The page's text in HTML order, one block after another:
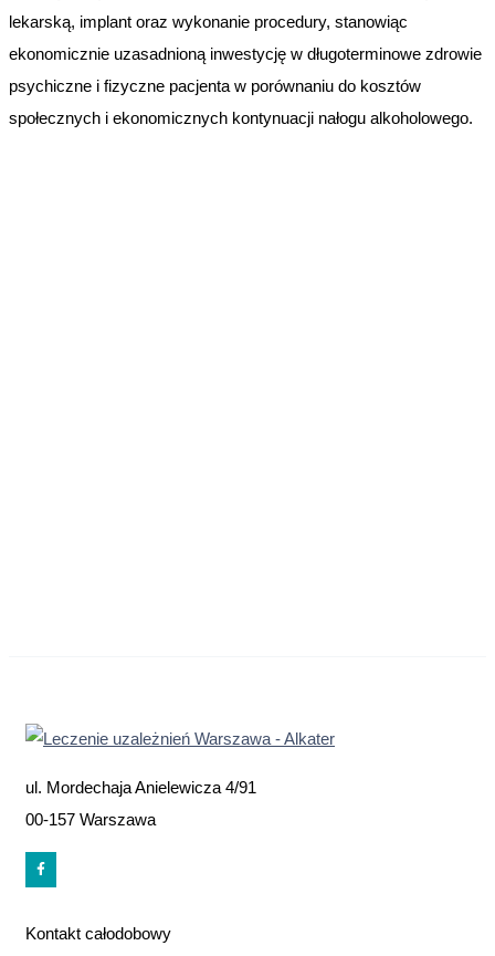
lekarską, implant oraz wykonanie procedury, stanowiąc
ekonomicznie uzasadnioną inwestycję w długoterminowe zdrowie
psychiczne i fizyczne pacjenta w porównaniu do kosztów
społecznych i ekonomicznych kontynuacji nałogu alkoholowego.
ul. Mordechaja Anielewicza 4/91
00-157 Warszawa
Kontakt całodobowy